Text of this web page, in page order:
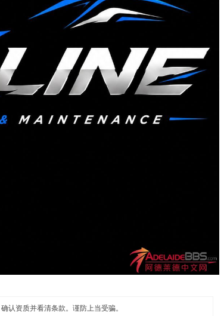
认资质并看清条款。谨防上当受骗。